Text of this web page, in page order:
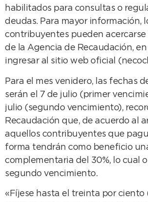
habilitados para consultas o
deudas. Para mayor información,
contribuyentes pueden acercarse
de la Agencia de Recaudación, en
ingresar al sitio web oficial
Para el mes venidero, las fechas
serán el 7 de julio (primer
julio (segundo vencimiento),
Recaudación que, de acuerdo al
aquellos contribuyentes que
forma tendrán como beneficio
complementaria del 30%, lo cual
segundo vencimiento.
«Fíjese hasta el treinta por ciento